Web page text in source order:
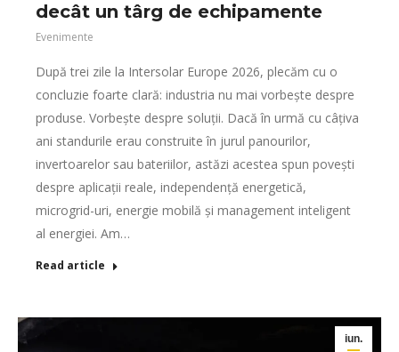
decât un târg de echipamente
Evenimente
După trei zile la Intersolar Europe 2026, plecăm cu o
concluzie foarte clară: industria nu mai vorbește despre
produse. Vorbește despre soluții. Dacă în urmă cu câțiva
ani standurile erau construite în jurul panourilor,
invertoarelor sau bateriilor, astăzi acestea spun povești
despre aplicații reale, independență energetică,
microgrid-uri, energie mobilă și management inteligent
al energiei. Am…
Read article
iun.